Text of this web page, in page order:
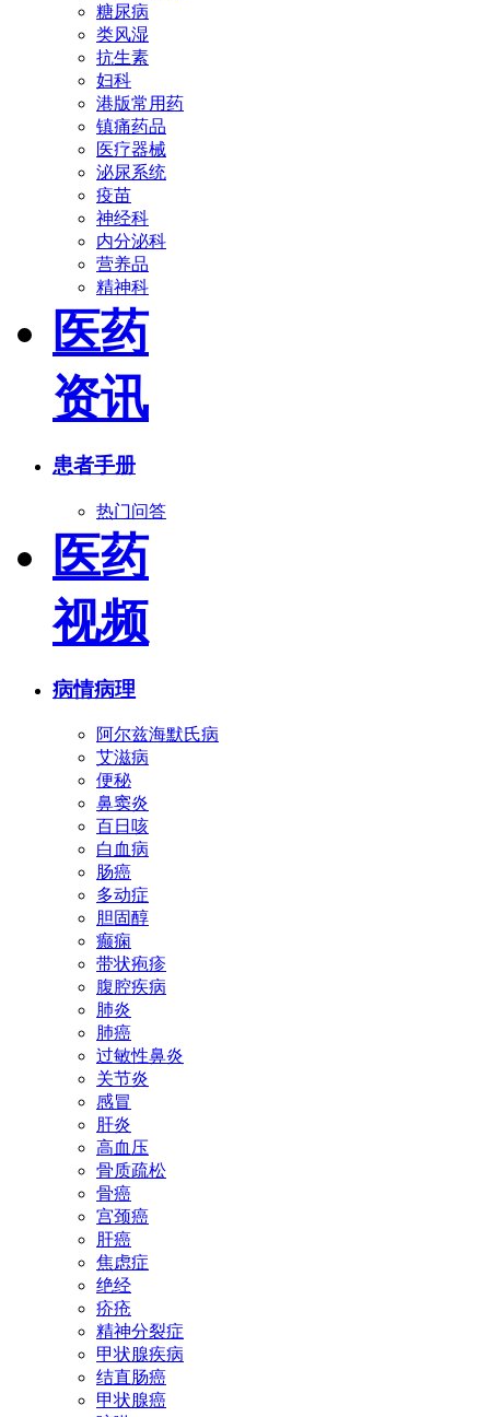
糖尿病
类风湿
抗生素
妇科
港版常用药
镇痛药品
医疗器械
泌尿系统
疫苗
神经科
内分泌科
营养品
精神科
医药
资讯
患者手册
热门问答
医药
视频
病情病理
阿尔兹海默氏病
艾滋病
便秘
鼻窦炎
百日咳
白血病
肠癌
多动症
胆固醇
癫痫
带状疱疹
腹腔疾病
肺炎
肺癌
过敏性鼻炎
关节炎
感冒
肝炎
高血压
骨质疏松
骨癌
宫颈癌
肝癌
焦虑症
绝经
疥疮
精神分裂症
甲状腺疾病
结直肠癌
甲状腺癌